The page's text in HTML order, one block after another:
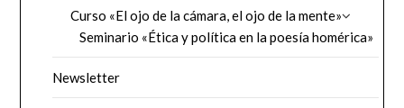
Curso «El ojo de la cámara, el ojo de la mente»
Seminario «Ética y política en la poesía homérica»
Newsletter